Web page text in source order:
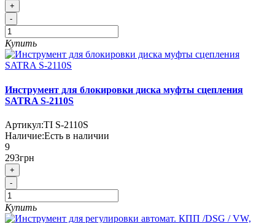
+
-
Купить
Инструмент для блокировки диска муфты сцепления
SATRA S-2110S
Артикул:TI S-2110S
Наличие:Есть в наличии
9
293грн
+
-
Купить